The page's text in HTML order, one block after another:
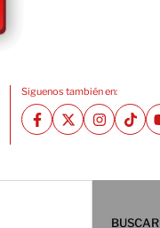
Siguenos también en:
BUSCAR